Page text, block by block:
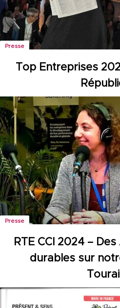
Presse
Top Entreprises
Presse
RTE CCI 2024 –
durables sur